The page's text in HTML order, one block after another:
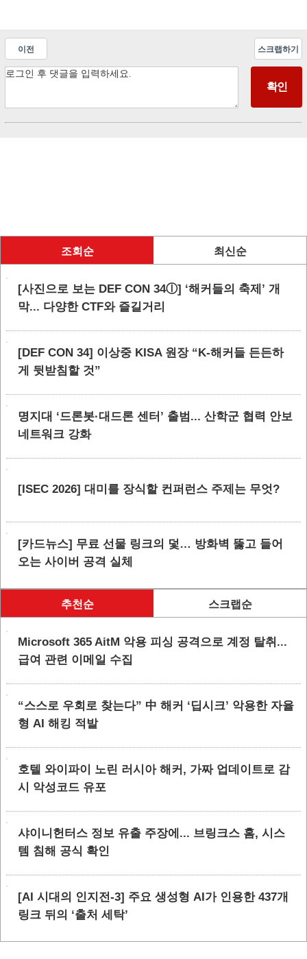
이전 스크랩하기
조회순 최신순
[사진으로 보는 DEF CON 34ⓛ] ‘해커들의 축제’ 개
막... 다양한 CTF와 즐길거리
[DEF CON 34] 이상중 KISA 원장 “K-해커들 든든하
게 뒷받침할 것”
명지대 ‘드론봇·대드론 센터’ 출범... 산학군 협력 안보
네트워크 강화
[ISEC 2026] 대미를 장식할 컨퍼런스 주제는 무엇?
[카드뉴스] 무료 선물 링크의 덫… 방화벽 뚫고 들어
오는 사이버 공격 실체
추천순 스크랩순
Microsoft 365 AitM 악용 피싱 공격으로 계정 탈취...
급여 관련 이메일 수집
“스스로 우회로 찾는다” 中 해커 ‘딥시크’ 악용한 자율
형 AI 해킹 적발
호텔 와이파이 노린 러시아 해커, 가짜 업데이트로 감
시 악성코드 유포
샤이니헌터스 정보 유출 주장에... 브링크스 홈, 시스
템 침해 공식 확인
[AI 시대의 인지전-3] 주요 생성형 AI가 인용한 437개
링크 뒤의 ‘출처 세탁’